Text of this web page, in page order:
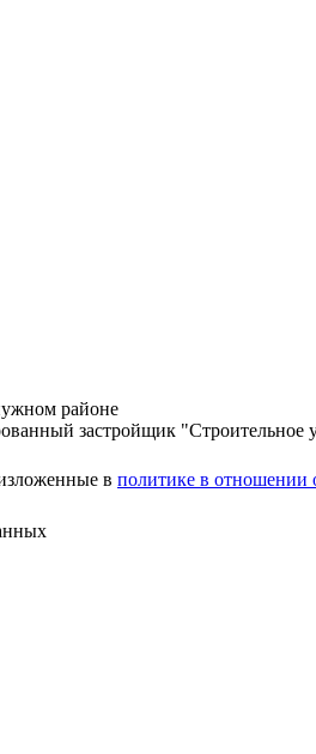
районе
застройщик "Строительное
в политике в отношении